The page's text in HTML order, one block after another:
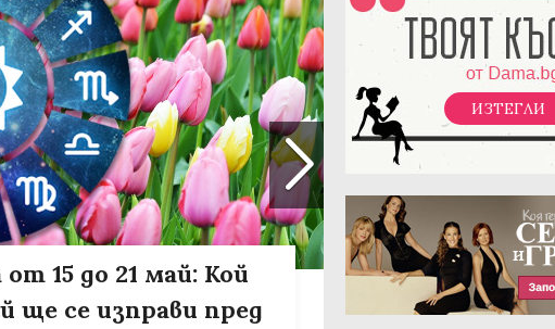
15 до 21 май: Кой
ще се изправи пред
ИЗТЕГЛИ